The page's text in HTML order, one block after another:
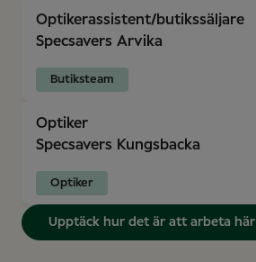
Optikerassistent/butikssäljare
Specsavers Arvika
Butiksteam
Optiker
Specsavers Kungsbacka
Optiker
Upptäck hur det är att arbeta här